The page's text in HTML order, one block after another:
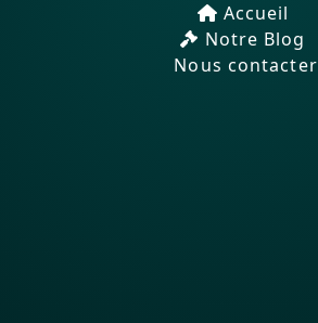
Accueil
Notre Blog
Nous contacter